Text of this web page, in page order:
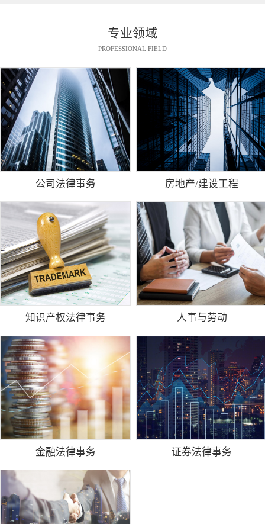
专业领域
PROFESSIONAL FIELD
公司法律事务 房地产/建设工程
知识产权法律事务 人事与劳动
金融法律事务 证券法律事务